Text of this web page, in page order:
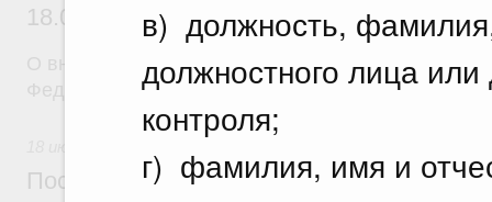
в) должность,
должностного лица
контроля;
г) фамилия, имя и
18.07.2026 г. № 909
О внесении изменения в постановление
Федерации от 17 февраля 2024 г. № 179
Постановление Правительства